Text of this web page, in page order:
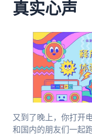
真实心声
又到了晚上，你打开
和国内的朋友们一起